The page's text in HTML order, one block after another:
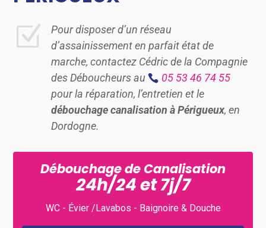
Z
Pour disposer d’un réseau
d’assainissement en parfait état de
marche, contactez Cédric de la Compagnie
des Déboucheurs au
05 53 46 74 55
pour la réparation, l’entretien et le
débouchage canalisation à Périgueux, en
Dordogne.
Débouchage de Canalisation
24h/24 et 7j/7
WC - Évier /Lavabos - Baignoire & Douche